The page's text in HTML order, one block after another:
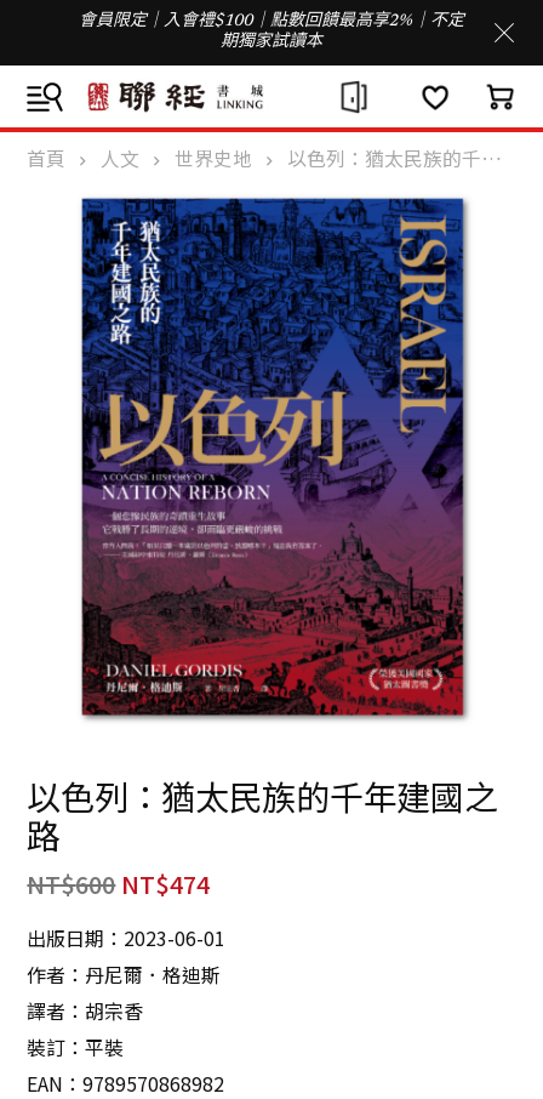
會員限定｜入會禮$100｜點數回饋最高享2%｜不定
期獨家試讀本
首頁 人文 世界史地 以色列：猶太民族的千年建國之路
以色列：猶太民族的千年建國之
路
NT$600 NT$474
出版日期：2023-06-01
作者：丹尼爾．格迪斯
譯者：胡宗香
裝訂：平裝
EAN：9789570868982